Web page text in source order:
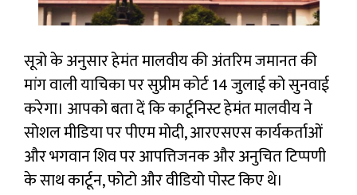
सूत्रो के अनुसार हेमंत मालवीय की अंतरिम जमानत की
मांग वाली याचिका पर सुप्रीम कोर्ट 14 जुलाई को सुनवाई
करेगा। आपको बता दें कि कार्टूनिस्ट हेमंत मालवीय ने
सोशल मीडिया पर पीएम मोदी, आरएसएस कार्यकर्ताओं
और भगवान शिव पर आपत्तिजनक और अनुचित टिप्पणी
के साथ कार्टून, फोटो और वीडियो पोस्ट किए थे।